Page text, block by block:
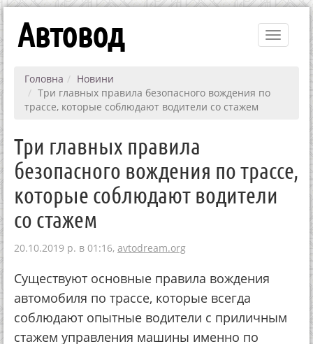
Toggle
Автовод
Головна
Новини
Три главных правила безопасного вождения по
трассе, которые соблюдают водители со стажем
Три главных правила
безопасного вождения по трассе,
которые соблюдают водители
со стажем
20.10.2019 р. в 01:16, avtodream.org
Существуют основные правила вождения
автомобиля по трассе, которые всегда
соблюдают опытные водители с приличным
стажем управления машины именно по